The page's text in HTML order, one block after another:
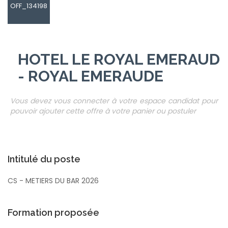
OFF_134198
HOTEL LE ROYAL
- ROYAL EMERAUDE
Vous devez vous connecter à votre espace candidat pour
pouvoir ajouter cette offre à votre panier ou postuler
Intitulé du poste
CS - METIERS DU BAR 2026
Formation proposée